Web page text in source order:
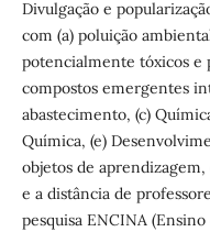
Divulgação e
com (a) poluição
potencialmente tóxicos e
compostos emergentes
abastecimento, (c)
Química, (e)
objetos de
e a distância de
pesquisa ENCINA